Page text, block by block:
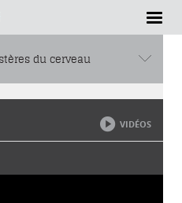
du cerveau
VIDÉOS